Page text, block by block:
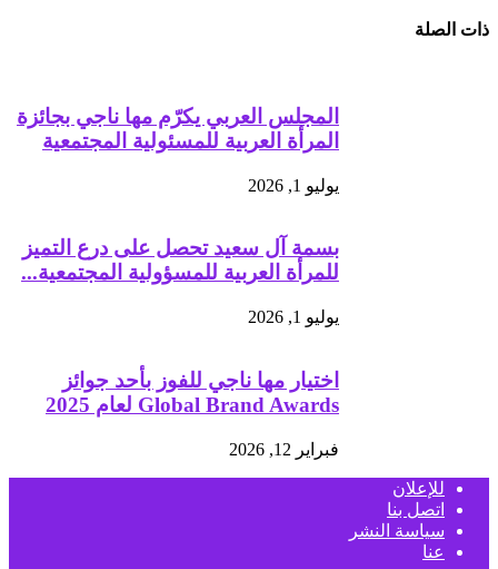
ذات الصلة
المجلس العربي يكرّم مها ناجي بجائزة
المرأة العربية للمسئولية المجتمعية
يوليو 1, 2026
بسمة آل سعيد تحصل على درع التميز
للمرأة العربية للمسؤولية المجتمعية...
يوليو 1, 2026
اختيار مها ناجي للفوز بأحد جوائز
Global Brand Awards لعام 2025
فبراير 12, 2026
للإعلان
اتصل بنا
سياسة النشر
عنا